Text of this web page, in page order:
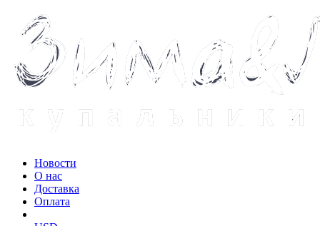
Новости
О нас
Доставка
Оплата